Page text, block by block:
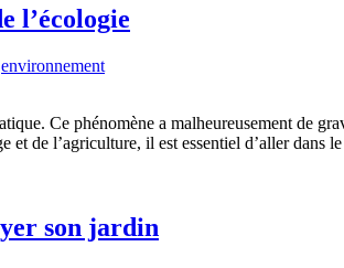
l’écologie
environnement
Ce phénomène a malheureusement de
de l’agriculture, il est essentiel d’aller
son jardin